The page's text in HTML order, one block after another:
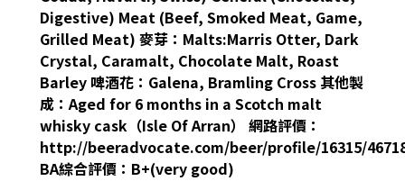
Digestive) Meat (Beef, Smoked Meat, Game,
Grilled Meat) 麥芽：Malts:Marris Otter, Dark
Crystal, Caramalt, Chocolate Malt, Roast
Barley 啤酒花：Galena, Bramling Cross 其他製
成：Aged for 6 months in a Scotch malt
whisky cask（Isle Of Arran） 網路評價：
http://beeradvocate.com/beer/profile/16315/
BA綜合評價：B+(very good)